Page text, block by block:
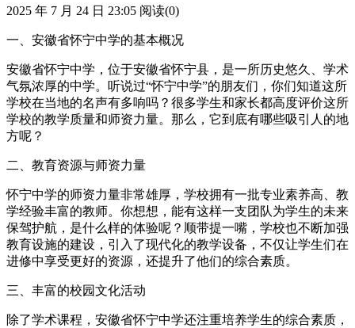
2025 年 7 月 24 日 23:05 阅读(0)
一、安徽省怀宁中学的基本概况
安徽省怀宁中学，位于安徽省怀宁县，是一所历史悠久、学术
气氛浓厚的中学。听说过“怀宁中学”的朋友们，你们知道这所
学校在当地的名声有多响吗？很多学生和家长都高度评价这所
学校的教学质量和师资力量。那么，它到底有哪些吸引人的地
方呢？
二、教育资源与师资力量
怀宁中学的师资力量非常雄厚，学校拥有一批专业素养高、教
学经验丰富的教师。你想想，能有这样一支团队为学生的未来
保驾护航，是什么样的体验呢？顺带提一嘴，学校也不断加强
教育设施的建设，引入了现代化的教学设备，不仅让学生们在
进修中享受更好的资源，还提升了他们的综合素质。
三、丰富的校园文化活动
除了学术课程，安徽省怀宁中学还注重培养学生的综合素质，